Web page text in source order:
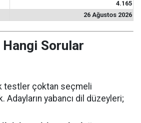
4.165
26 Ağustos 2026
Hangi Sorular
testler çoktan seçmeli
Adayların yabancı dil düzeyleri;